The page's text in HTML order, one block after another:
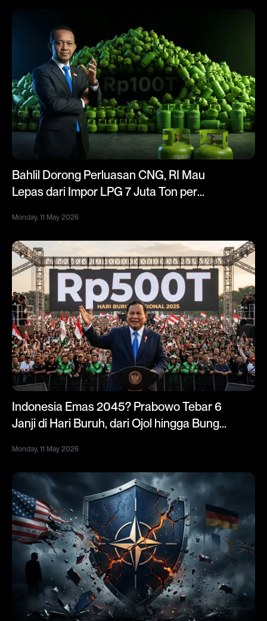
Bahlil Dorong Perluasan CNG, RI Mau
Lepas dari Impor LPG 7 Juta Ton per
Monday, 11 May 2026
Indonesia Emas 2045? Prabowo Tebar 6
Janji di Hari Buruh, dari Ojol hingga Bunga
Monday, 11 May 2026